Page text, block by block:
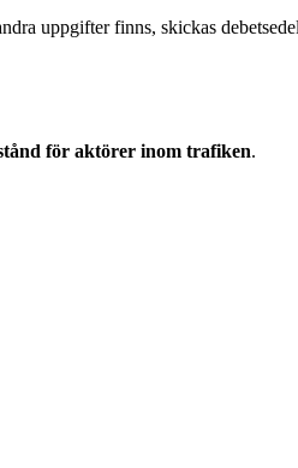
uppgifter finns, skickas
för aktörer inom trafiken.